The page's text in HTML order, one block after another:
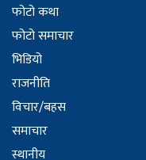
फोटो कथा
फोटो समाचार
भिडियो
राजनीति
विचार/बहस
समाचार
स्थानीय